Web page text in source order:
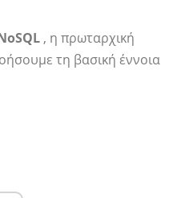
, η πρωταρχική
τη βασική έννοια